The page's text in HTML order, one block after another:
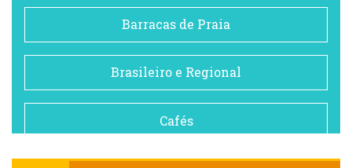
Barracas de Praia
Brasileiro e Regional
Cafés